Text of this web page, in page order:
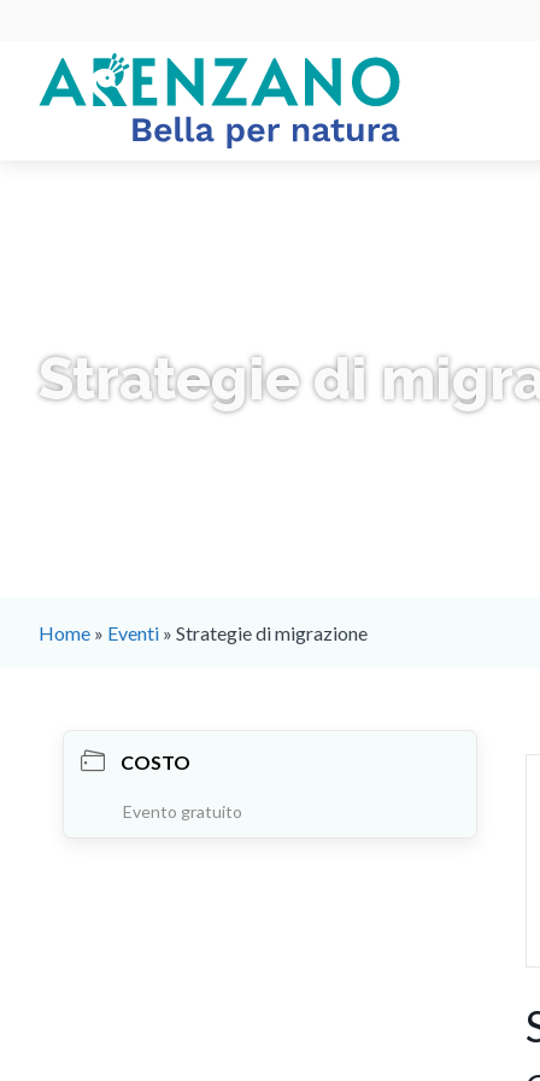
Strategie di
Home » Eventi » Strategie di migrazione
COSTO
Evento gratuito